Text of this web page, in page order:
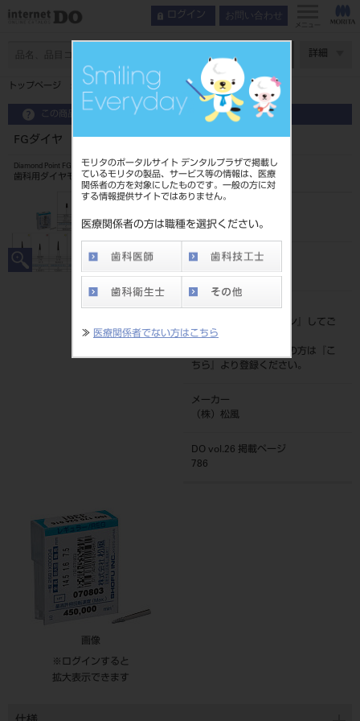
モリタのポータルサイト デンタルプラザで掲載し
ているモリタの製品、サービス等の情報は、医療
関係者の方を対象にしたものです。一般の方に対
する情報提供サイトではありません。
医療関係者の方は職種を選択ください。
≫ 医療関係者でない方はこちら
ログイン お問い合わせ
メニュー
詳細
トップページ FGダイヤ スーパーショート ＃3202
この商品に関するお問い合わせ
FGダイヤ スーパーショート ＃3202
Diamond Point FG Super Short
歯科用ダイヤモンドバー
2043204523202
JAN/EANコード
標準価格
ログイン
』してご
覧ください。
ネット会員登録がまだの方は『
こ
ちら
』より登録ください。
メーカー
（株）松風
DO vol.26 掲載ページ
786
画像
※ログインすると
拡大表示できます